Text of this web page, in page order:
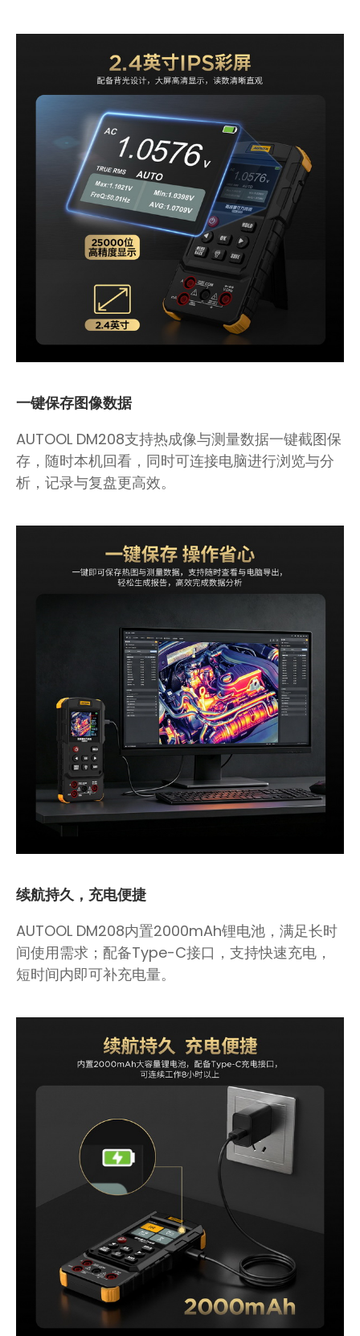
一键保存图像数据
AUTOOL DM208支持热成像与测量数据一键截图保
存，随时本机回看，同时可连接电脑进行浏览与分
析，记录与复盘更高效。
续航持久，充电便捷
AUTOOL DM208内置2000mAh锂电池，满足长时
间使用需求；配备Type-C接口，支持快速充电，
短时间内即可补充电量。